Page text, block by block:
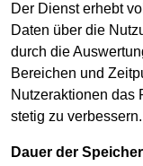
Der Dienst erhebt
Daten über die
durch die
Bereichen und
Nutzeraktionen das
stetig zu verbessern.
Dauer der